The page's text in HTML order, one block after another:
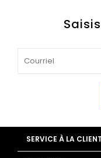
SERVICE À LA